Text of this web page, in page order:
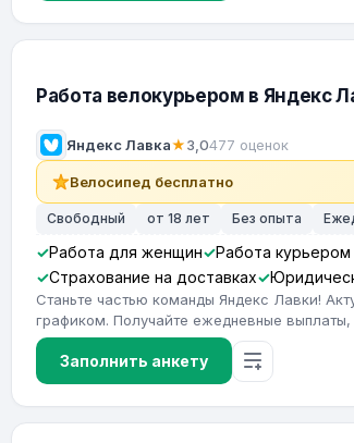
Работа велокурьером в Яндекс
Яндекс Лавка★3,0477 оценок
Велосипед бесплатно
Свободный от 18 лет Без опыта
Работа для женщин
Работа
Страхование на доставках
Станьте частью команды Яндекс Лавки!
графиком. Получайте ежедневные
Заполнить анкету